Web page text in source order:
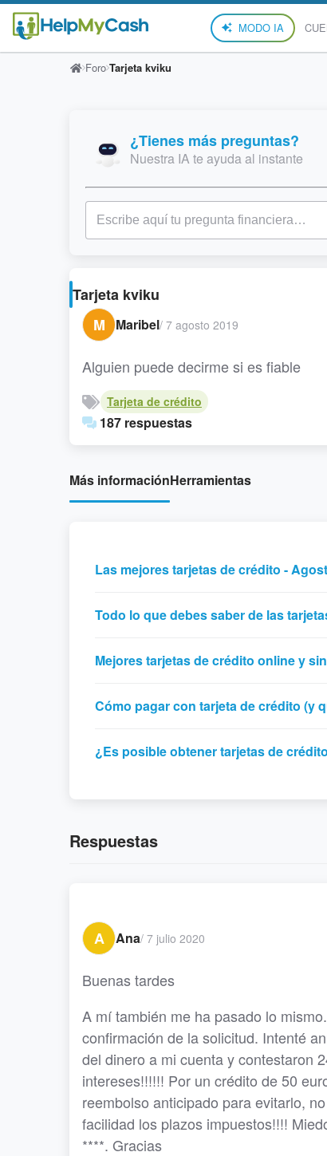
MODO IA
Foro Tarjeta kviku
¿Tienes más preguntas?
Nuestra IA te ayuda al instante
Tarjeta kviku
M Maribel/ 7 agosto 2019
Alguien puede decirme si es fiable
Tarjeta de crédito
187 respuestas
Más informaciónHerramientas
Las mejores tarjetas de crédito -
Todo lo que debes saber de las
Mejores tarjetas de crédito online y
Cómo pagar con tarjeta de crédito (y
¿Es posible obtener tarjetas de
Respuestas
A
Ana/ 7 julio 2020
Buenas tardes
A mí también me ha pasado lo
confirmación de la solicitud. Intenté
del dinero a mi cuenta y contestaron
intereses!!!!!! Por un crédito de 50
reembolso anticipado para evitarlo,
facilidad los plazos impuestos!!!!
****. Gracias